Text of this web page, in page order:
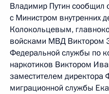
Владимир Путин сообщил
с Министром внутренних
Колокольцевым,
войсками МВД Виктором
Федеральной службы по
наркотиков Виктором
заместителем директора
миграционной службы